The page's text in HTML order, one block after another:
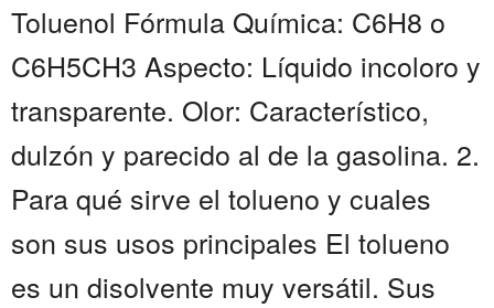
Toluenol Fórmula Química: C6H8 o
C6H5CH3 Aspecto: Líquido incoloro y
transparente. Olor: Característico,
dulzón y parecido al de la gasolina. 2.
Para qué sirve el tolueno y cuales
son sus usos principales El tolueno
es un disolvente muy versátil. Sus